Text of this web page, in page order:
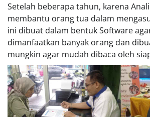
Setelah beberapa tahun, karena
membantu orang tua dalam
ini dibuat dalam bentuk Software
dimanfaatkan banyak orang dan
mungkin agar mudah dibaca oleh